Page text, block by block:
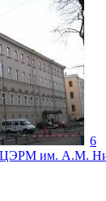
6
им. А.М.